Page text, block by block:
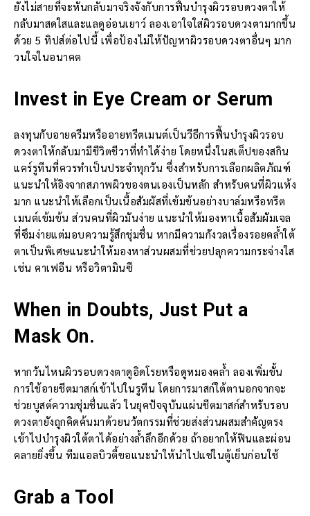
ยังไม่สายที่จะหันกลับมาจริงจังกับการฟื้นบำรุงผิวรอบดวงตาให้
กลับมาสดใสและแลดูอ่อนเยาว์ ลองเอาใจใส่ผิวรอบดวงตามากขึ้น
ด้วย 5 ทิปส์ต่อไปนี้ เพื่อป้องไม่ให้ปัญหาผิวรอบดวงตาอื่นๆ มาก
วนใจในอนาคต
Invest in Eye Cream or Serum
ลงทุนกับอายครีมหรืออายทรีตเมนต์เป็นวีธีการฟื้นบำรุงผิวรอบ
ดวงตาให้กลับมามีชีวิตชีวาที่ทำได้ง่าย โดยหนึ่งในสเต็ปของสกิน
แคร์รูทีนที่ควรทำเป็นประจำทุกวัน ซึ่งสำหรับการเลือกผลิตภัณฑ์
แนะนำให้อิงจากสภาพผิวของตนเองเป็นหลัก สำหรับคนที่ผิวแห้ง
มาก แนะนำให้เลือกเป็นเนื้อสัมผัสที่เข้มข้นอย่างบาล์มหรือทรีต
เมนต์เข้มข้น ส่วนคนที่ผิวมันง่าย แนะนำให้มองหาเนื้อสัมผัมเจล
ที่ซึมง่ายแต่มอบความรู้สึกชุ่มชื่น หากมีความกังวลเรื่องรอยคล้ำใต้
ตาเป็นพิเศษแนะนำให้มองหาส่วนผสมที่ช่วยปลุกความกระจ่างใส
เช่น คาเฟอีน หรือวิตามินซี
When in Doubts, Just Put a
Mask On.
หากวันไหนผิวรอบดวงตาดูอิดโรยหรือดูหมองคล้ำ ลองเพิ่มขั้น
การใช้อายชีตมาสก์เข้าไปในรูทีน โดยการมาสก์ใต้ตานอกจากจะ
ช่วยบูสต์ความชุ่มชื่นแล้ว ในยุคปัจจุบันแผ่นชีตมาสก์สำหรับรอบ
ดวงตายังถูกคิดค้นมาด้วยนวัตกรรมที่ช่วยส่งส่วนผสมสำคัญตรง
เข้าไปบำรุงผิวใต้ตาได้อย่างล้ำลึกอีกด้วย ถ้าอยากให้ฟินและผ่อน
คลายยิ่งขึ้น ทีมแอลบิวตี้ขอแนะนำให้นำไปแช่ในตู้เย็นก่อนใช้
Grab a Tool